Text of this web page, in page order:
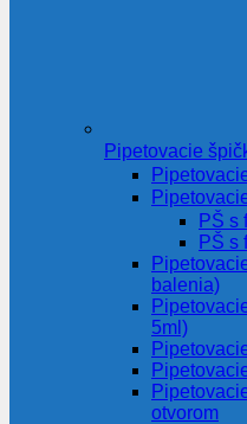
Pipetovacie
PŠ s
PŠ s
balenia)
5ml)
otvorom